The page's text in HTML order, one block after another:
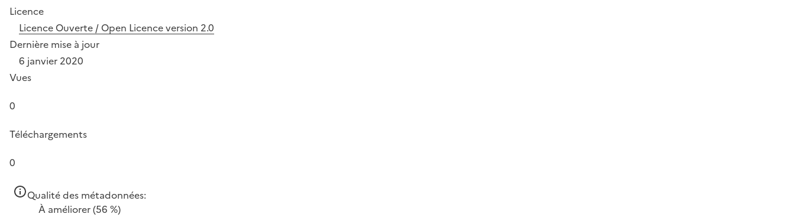
Licence
Licence Ouverte / Open Licence version 2.0
Dernière mise à jour
6 janvier 2020
Vues
0
Téléchargements
0
Qualité des métadonnées:
À améliorer(56 %)